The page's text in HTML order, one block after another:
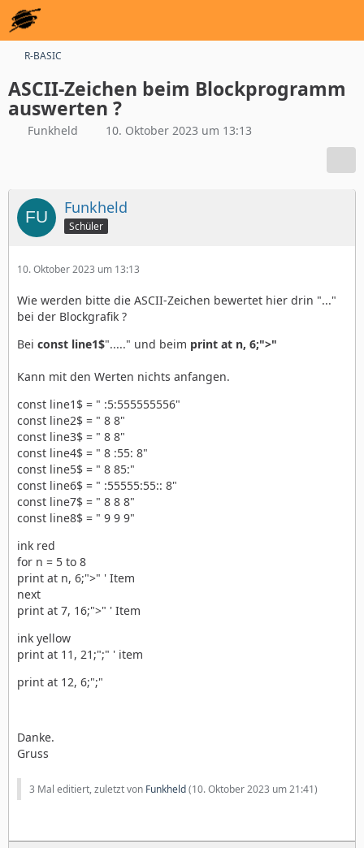
R-BASIC
ASCII-Zeichen beim Blockprogramm
auswerten ?
Funkheld 10. Oktober 2023 um 13:13
Funkheld
Schüler
10. Oktober 2023 um 13:13
Wie werden bitte die ASCII-Zeichen bewertet hier drin "..."
bei der Blockgrafik ?
Bei const line1$"....." und beim print at n, 6;">"
Kann mit den Werten nichts anfangen.
const line1$ = " :5:555555556"
const line2$ = " 8 8"
const line3$ = " 8 8"
const line4$ = " 8 :55: 8"
const line5$ = " 8 85:"
const line6$ = " :55555:55:: 8"
const line7$ = " 8 8 8"
const line8$ = " 9 9 9"
ink red
for n = 5 to 8
print at n, 6;">" ' Item
next
print at 7, 16;">" ' Item
ink yellow
print at 11, 21;";" ' item
print at 12, 6;";"
Danke.
Gruss
3 Mal editiert, zuletzt von Funkheld(10. Oktober 2023 um 21:41)